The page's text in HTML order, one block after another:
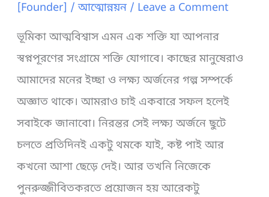
[Founder] /আত্মোন্নয়ন/ Leave a Comment
ভূমিকা আত্মবিশ্বাস এমন এক শক্তি যা আপনার
স্বপ্নপূরণের সংগ্রামে শক্তি যোগাবে। কাছের মানুষেরাও
আমাদের মনের ইচ্ছা ও লক্ষ্য অর্জনের গল্প সম্পর্কে
অজ্ঞাত থাকে। আমরাও চাই একবারে সফল হলেই
সবাইকে জানাবো। নিরন্তর সেই লক্ষ্য অর্জনে ছুটে
চলতে প্রতিদিনই একটু থমকে যাই, কষ্ট পাই আর
কখনো আশা ছেড়ে দেই। আর তখনি নিজেকে
পুনরুজ্জীবিতকরতে প্রয়োজন হয় আরেকটু